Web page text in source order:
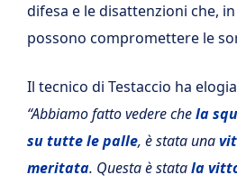
difesa e le disattenzioni che,
possono compromettere le
Il tecnico di Testaccio ha
“Abbiamo fatto vedere chela
su tutte le palle, è stata una
meritata. Questa è statala